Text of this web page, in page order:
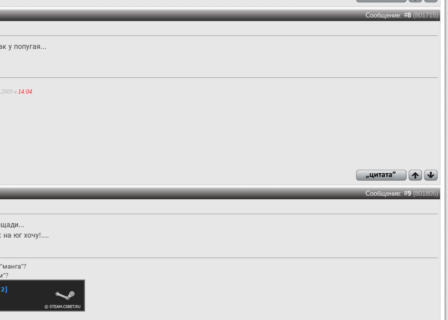
Сообщение: #8(801715)
у попугая...
в 14:04.
Сообщение: #9(801805)
на юг хочу!....